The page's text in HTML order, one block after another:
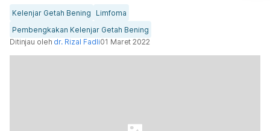
Kelenjar Getah Bening
Limfoma
Pembengkakan Kelenjar Getah Bening
Ditinjau oleh dr. Rizal Fadli01 Maret 2022